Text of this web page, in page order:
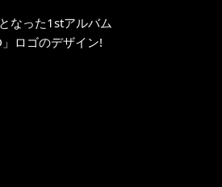
なった1stアルバム
ロゴのデザイン!